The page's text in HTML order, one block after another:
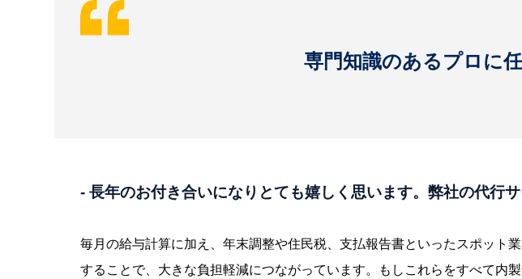
専門知識のあるプロに
- 長年のお付き合いになりとても嬉しく思います。弊社の代行
毎月の給与計算に加え、年末調整や住民税、支払報告書といったスポット
することで、大きな負担軽減につながっています。もしこれらをすべて内